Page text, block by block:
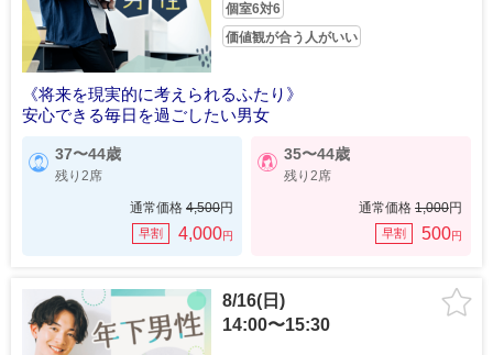
個室6対6
価値観が合う人がいい
《将来を現実的に考えられるふたり》
安心できる毎日を過ごしたい男女
37〜44歳
残り2席
通常価格 4,500円
早割 4,000円
35〜44歳
残り2席
通常価格 1,000円
早割 500円
8/16(日)
14:00〜15:30